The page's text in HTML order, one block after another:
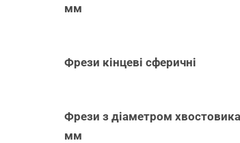
мм
Фрези кінцеві сферичні
Фрези з діаметром
мм